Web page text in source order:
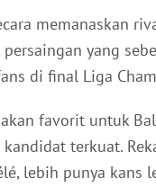
memanaskan
persaingan yang
di final Liga
favorit untuk
terkuat.
lebih punya kans